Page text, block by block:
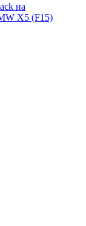
на
X5 (F15)